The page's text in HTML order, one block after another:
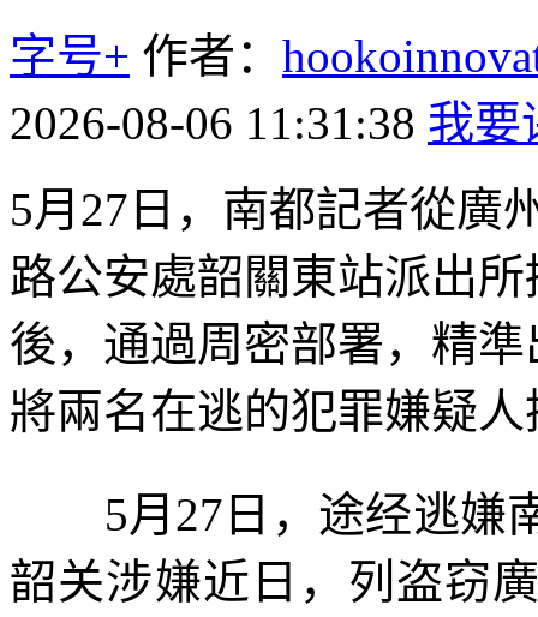
字号+ 作者：
2026-08-06 11:31:38 我要
5月27日，南都記者從廣
路公安處韶關東站派出
後，通過周密部署，精
將兩名在逃的犯罪嫌疑
5月27日，途经逃嫌
韶关涉嫌近日，列盗窃